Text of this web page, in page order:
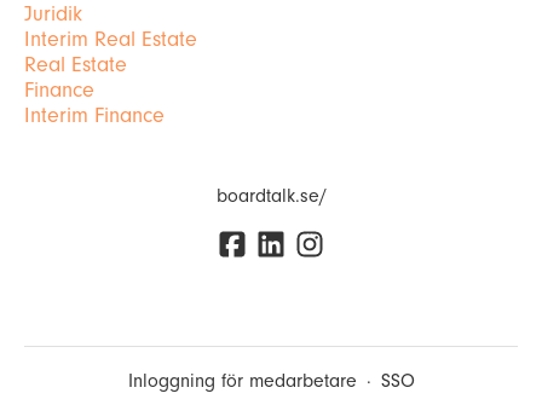
Juridik
Interim Real Estate
Real Estate
Finance
Interim Finance
boardtalk.se/
Inloggning för medarbetare · SSO